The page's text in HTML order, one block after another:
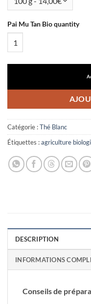
Pai Mu Tan Bio quantity
Catégorie :Thé Blanc
Étiquettes :agriculture
DESCRIPTION
INFORMATIONS
Conseils de